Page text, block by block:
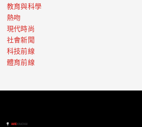
教育與科學
熱吻
現代時尚
社會新聞
科技前線
體育前線